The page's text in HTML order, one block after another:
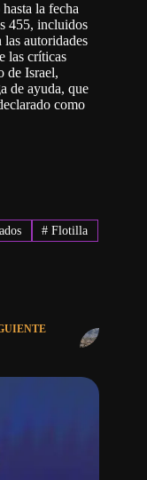
la fecha
455, incluidos
autoridades
las críticas
de Israel,
de ayuda, que
como
# Flotilla